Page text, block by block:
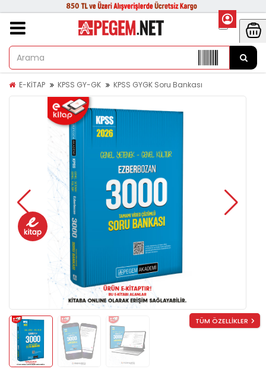
E-KİTAP KPSS GY-GK KPSS GYGK Soru Bankası
TÜM ÖZELLİKLER